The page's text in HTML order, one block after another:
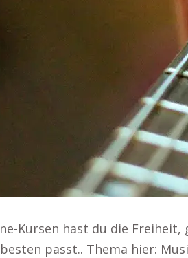
Kursen hast du die
passt.. Thema hier: